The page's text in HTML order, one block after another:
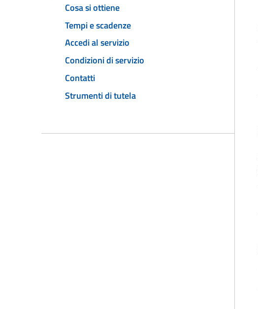
Cosa si ottiene
Tempi e scadenze
Accedi al servizio
Condizioni di servizio
Contatti
Strumenti di tutela